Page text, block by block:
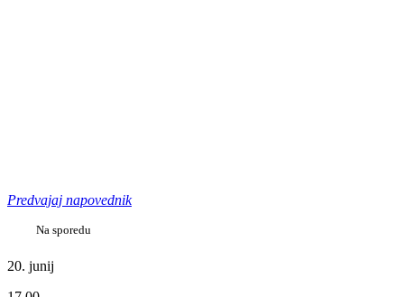
Predvajaj napovednik
Na sporedu
20. junij